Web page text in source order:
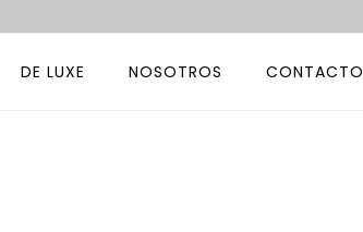
DE LUXE NOSOTROS CONTACTO